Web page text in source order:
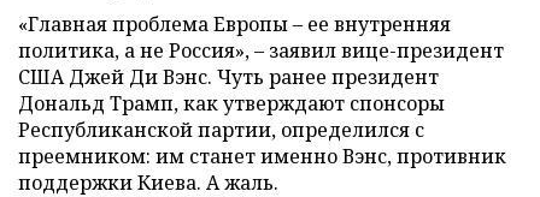
«Главная проблема Европы – ее внутренняя
политика, а не Россия», – заявил вице-президент
США Джей Ди Вэнс. Чуть ранее президент
Дональд Трамп, как утверждают спонсоры
Республиканской партии, определился с
преемником: им станет именно Вэнс, противник
поддержки Киева. А жаль.